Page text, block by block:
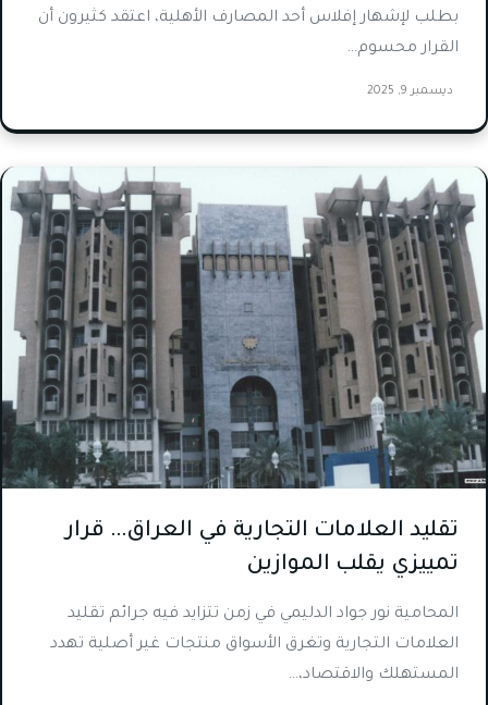
بطلب لإشهار إفلاس أحد المصارف الأهلية، اعتقد كثيرون أن
القرار محسوم…
ديسمبر 9, 2025
تقليد العلامات التجارية في العراق… قرار
تمييزي يقلب الموازين
المحامية نور جواد الدليمي في زمن تتزايد فيه جرائم تقليد
العلامات التجارية وتغرق الأسواق منتجات غير أصلية تهدد
المستهلك والاقتصاد،…